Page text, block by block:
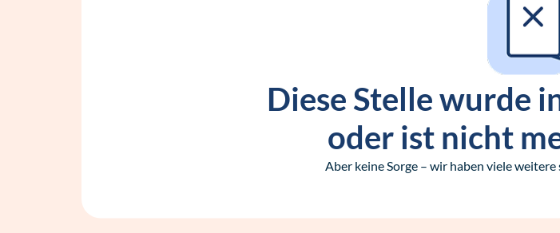
Diese Stelle wurde
oder ist nicht
Aber keine Sorge – wir haben viele